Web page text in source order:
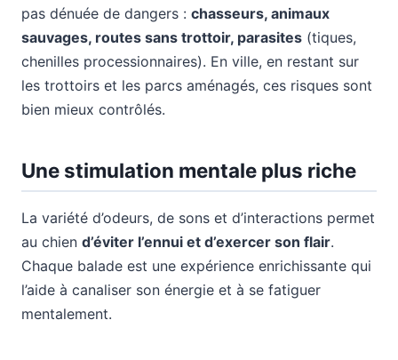
pas dénuée de dangers : chasseurs, animaux
sauvages, routes sans trottoir, parasites (tiques,
chenilles processionnaires). En ville, en restant sur
les trottoirs et les parcs aménagés, ces risques sont
bien mieux contrôlés.
Une stimulation mentale plus riche
La variété d’odeurs, de sons et d’interactions permet
au chien d’éviter l’ennui et d’exercer son flair.
Chaque balade est une expérience enrichissante qui
l’aide à canaliser son énergie et à se fatiguer
mentalement.